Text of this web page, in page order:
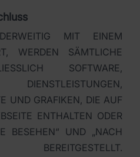
MIT EINEM
WERDEN SÄMTLICHE
SOFTWARE,
UND GRAFIKEN, DIE AUF
ENTHALTEN ODER
BESEHEN“ UND „NACH
BEREITGESTELLT.